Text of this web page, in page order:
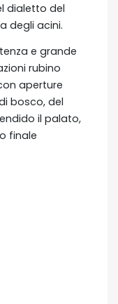
dialetto del
degli acini.
e grande
rubino
aperture
bosco, del
il palato,
finale